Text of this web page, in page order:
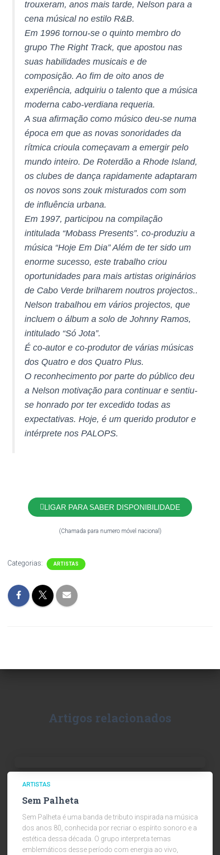
trouxeram, anos mais tarde, Nelson para a
cena músical no estilo R&B.
Em 1996 tornou-se o quinto membro do
grupo The Right Track, que apostou nas
suas habilidades musicais e de
composição. Ao fim de oito anos de
experiência, adquiriu o talento que a música
moderna cabo-verdiana requeria.
A sua afirmação como músico deu-se numa
época em que as novas sonoridades da
rítmica crioula começavam a emergir pelo
mundo inteiro. De Roterdão a Rhode Island,
os clubes de dança rapidamente adaptaram
os novos sons zouk misturados com som
de influência urbana.
Em 1997, participou na compilação
intitulada “Mobass Presents”. co-produziu a
música “Hoje Em Dia” Além de ter sido um
enorme sucesso, este trabalho criou
oportunidades para mais artistas originários
de Cabo Verde brilharem noutros projectos..
Nelson trabalhou em vários projectos, que
incluem o álbum a solo de Johnny Ramos,
intitulado “Só Jota”.
É co-autor e co-produtor de várias músicas
dos Quatro e dos Quatro Plus.
O reconhecimento por parte do público deu
a Nelson motivação para continuar e sentiu-
se honrado por ter excedido todas as
expectativas. Hoje, é um querido produtor e
intérprete nos PALOPS.
LIGAR PARA SABER DISPONIBILIDADE
(Chamada para numero móvel nacional)
Categorias: ARTISTAS
Artigos relacionados
ARTISTAS
Sem Palheta
Sem Palheta é uma banda de tributo inspirada na música
dos anos 80, conhecida por recriar o espírito sonoro e a
estética dessa década. O grupo interpreta temas
emblemáticos desse período com energia ao vivo,